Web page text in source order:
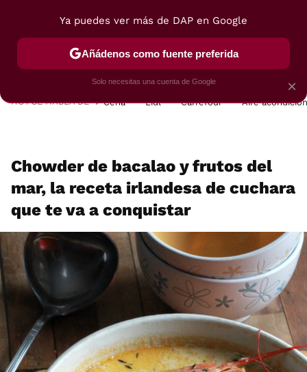
POSTRES VIAJES SELECCIÓN VEGUI
HOY SE HABLA DE Cena Lidl Carrefour Aire
Chowder de bacalao y frutos del
mar, la receta irlandesa de cuchara
que te va a conquistar
×
Ya puedes ver más de DAP en Google
Añádenos como fuente preferida
Solo necesitas una cuenta de Google